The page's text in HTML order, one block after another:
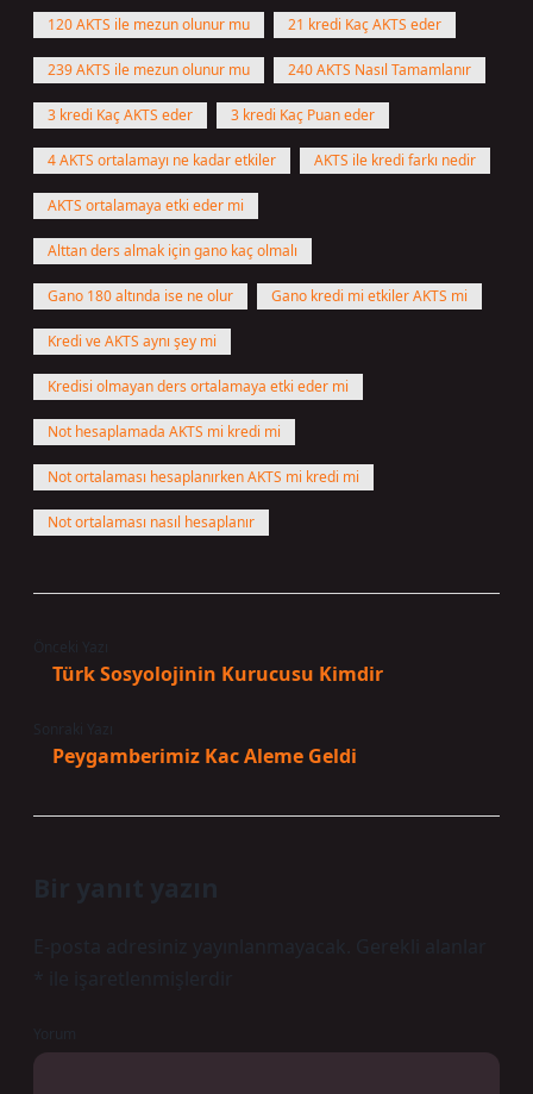
120 AKTS ile mezun olunur mu 21 kredi Kaç AKTS eder
239 AKTS ile mezun olunur mu 240 AKTS Nasıl Tamamlanır
3 kredi Kaç AKTS eder 3 kredi Kaç Puan eder
4 AKTS ortalamayı ne kadar etkiler AKTS ile kredi farkı nedir
AKTS ortalamaya etki eder mi
Alttan ders almak için gano kaç olmalı
Gano 180 altında ise ne olur Gano kredi mi etkiler AKTS mi
Kredi ve AKTS aynı şey mi
Kredisi olmayan ders ortalamaya etki eder mi
Not hesaplamada AKTS mi kredi mi
Not ortalaması hesaplanırken AKTS mi kredi mi
Not ortalaması nasıl hesaplanır
Türk Sosyolojinin Kurucusu Kimdir
Peygamberimiz Kac Aleme Geldi
Bir yanıt yazın
E-posta adresiniz yayınlanmayacak.
Gerekli alanlar
ile işaretlenmişlerdir